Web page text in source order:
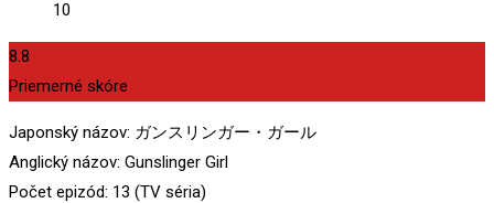
10
8.8
Priemerné skóre
Japonský názov: ガンスリンガー・ガール
Anglický názov: Gunslinger Girl
Počet epizód: 13 (TV séria)